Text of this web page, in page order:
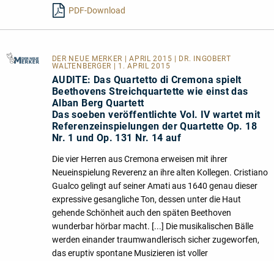
PDF-Download
DER NEUE MERKER
| APRIL 2015 | DR. INGOBERT
WALTENBERGER | 1. APRIL 2015
AUDITE: Das Quartetto di Cremona spielt
Beethovens Streichquartette wie einst das
Alban Berg Quartett
Das soeben veröffentlichte Vol. IV wartet mit
Referenzeinspielungen der Quartette Op. 18
Nr. 1 und Op. 131 Nr. 14 auf
Die vier Herren aus Cremona erweisen mit ihrer
Neueinspielung Reverenz an ihre alten Kollegen. Cristiano
Gualco gelingt auf seiner Amati aus 1640 genau dieser
expressive gesangliche Ton, dessen unter die Haut
gehende Schönheit auch den späten Beethoven
wunderbar hörbar macht. [...] Die musikalischen Bälle
werden einander traumwandlerisch sicher zugeworfen,
das eruptiv spontane Musizieren ist voller